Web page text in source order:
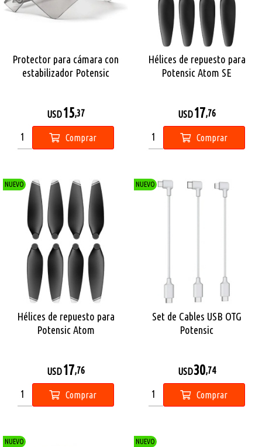
Protector para cámara con
estabilizador Potensic
USD15,37
Comprar
Hélices de repuesto para
Potensic Atom SE
USD17,76
Comprar
NUEVO
Hélices de repuesto para
Potensic Atom
USD17,76
Comprar
NUEVO
Set de Cables USB OTG
Potensic
USD30,74
Comprar
NUEVO NUEVO